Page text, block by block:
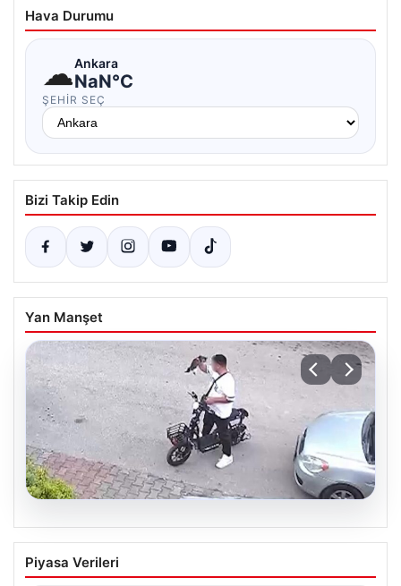
Hava Durumu
☁Ankara
NaN°C
ŞEHIR SEÇ
Bizi Takip Edin
Yan Manşet
Bolu’da Çirkin Olay: Yavru Kediyi Önce
Sevdi, Sonra Canice Boğdu
Piyasa Verileri